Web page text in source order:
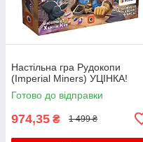
Настільна гра Рудокопи
(Imperial Miners) УЦІНКА!
Готово до відправки
974,35 ₴ 1 499 ₴